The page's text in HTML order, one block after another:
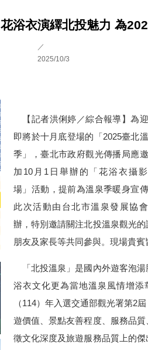
花浴衣演繹北投魅力 為
／
2025/10/3
【記者洪俐婷／綜合報導】為
即將於十月底登場的「2025臺北
季」，臺北市政府觀光傳播局應
加10月1日舉辦的「花浴衣攝
場」活動，提前為溫泉季暖身宣
此次活動由台北市溫泉發展協
辦，特別邀請關注北投溫泉觀光
朋友及家長等共同參與。現場貴
「北投溫泉」是國內外遊客泡湯
浴衣文化更為當地溫泉風情增
（114）年入選交通部觀光署第2
遊價值、景點友善程度、服務品
徵文化深度及旅遊服務品質上的